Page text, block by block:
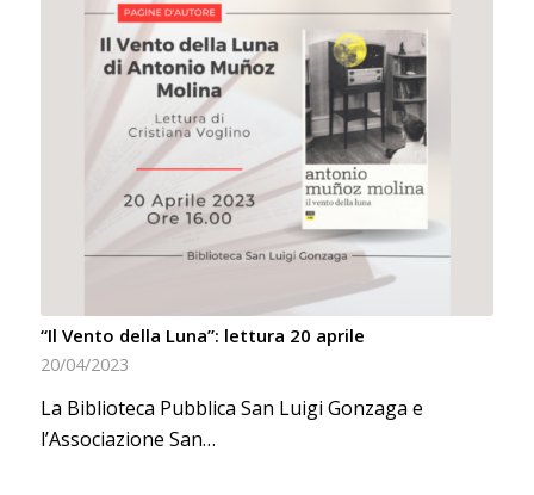
“Il Vento della Luna”: lettura 20 aprile
20/04/2023
La Biblioteca Pubblica San Luigi Gonzaga e
l’Associazione San…